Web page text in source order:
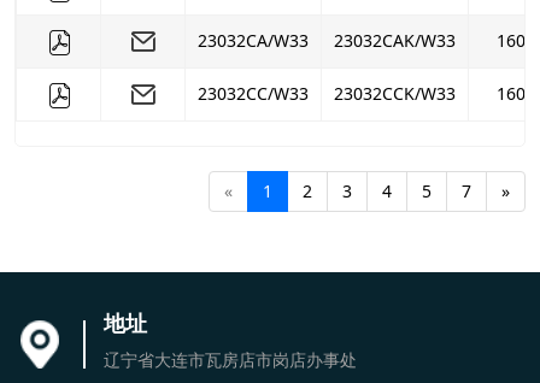
23032CA/W33 23032CAK/W33 160
23032CC/W33 23032CCK/W33 160
« 1 2 3 4 5 7 »
地址
辽宁省大连市瓦房店市岗店办事处